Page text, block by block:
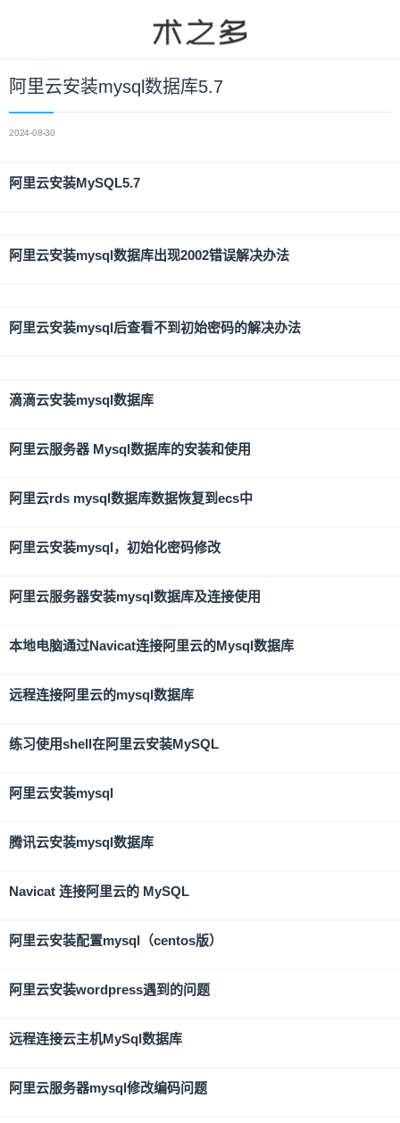
阿里云安装mysql数据库5.7
2024-08-30
阿里云安装MySQL5.7
阿里云安装mysql数据库出现2002错误解决办法
阿里云安装mysql后查看不到初始密码的解决办法
滴滴云安装mysql数据库
阿里云服务器 Mysql数据库的安装和使用
阿里云rds mysql数据库数据恢复到ecs中
阿里云安装mysql，初始化密码修改
阿里云服务器安装mysql数据库及连接使用
本地电脑通过Navicat连接阿里云的Mysql数据库
远程连接阿里云的mysql数据库
练习使用shell在阿里云安装MySQL
阿里云安装mysql
腾讯云安装mysql数据库
Navicat 连接阿里云的 MySQL
阿里云安装配置mysql（centos版）
阿里云安装wordpress遇到的问题
远程连接云主机MySql数据库
阿里云服务器mysql修改编码问题